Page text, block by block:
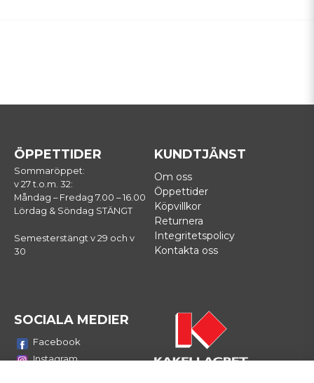
ÖPPETTIDER
Sommaröppet:
v 27 t.o.m. 32:
Måndag – Fredag 7.00 – 16.00
Lördag & Söndag STÄNGT
Semesterstängt v 29 och v
30
KUNDTJÄNST
Om oss
Öppettider
Köpvillkor
Returnera
Integritetspolicy
Kontakta oss
SOCIALA MEDIER
Facebook
Instagram